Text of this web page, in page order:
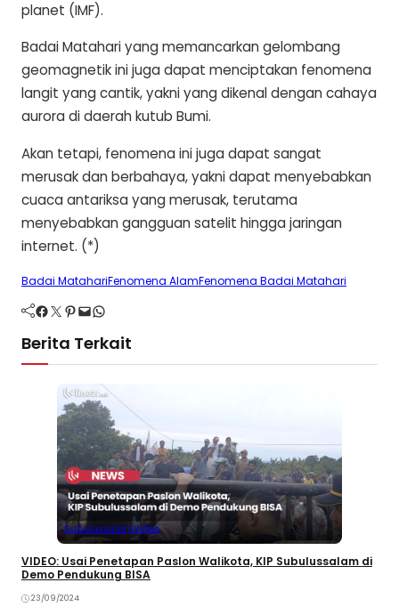
planet (IMF).
Badai Matahari yang memancarkan gelombang
geomagnetik ini juga dapat menciptakan fenomena
langit yang cantik, yakni yang dikenal dengan cahaya
aurora di daerah kutub Bumi.
Akan tetapi, fenomena ini juga dapat sangat
merusak dan berbahaya, yakni dapat menyebabkan
cuaca antariksa yang merusak, terutama
menyebabkan gangguan satelit hingga jaringan
internet. (*)
Badai MatahariFenomena AlamFenomena Badai Matahari
Facebook Twitter Pinterest Mail WhatsApp
Berita Terkait
SubulussalamVideo
VIDEO: Usai Penetapan Paslon Walikota, KIP Subulussalam di
Demo Pendukung BISA
23/09/2024